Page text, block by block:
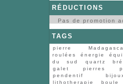
RÉDUCTIONS
Pas de promotion
TAGS
pierre
roulées
énergie
du sud
quartz
galet
pierres
pendentif
lithotherapie
boule